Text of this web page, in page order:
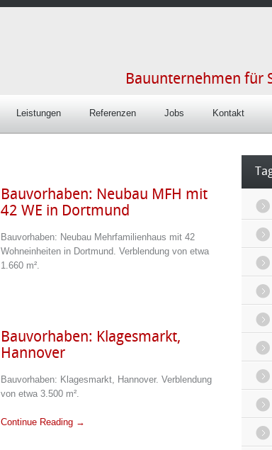
Bauunternehmen für
Leistungen Referenzen Jobs Kontakt
Bauvorhaben: Neubau MFH mit
42 WE in Dortmund
Bauvorhaben: Neubau Mehrfamilienhaus mit 42
Wohneinheiten in Dortmund. Verblendung von etwa
1.660 m².
Bauvorhaben: Klagesmarkt,
Hannover
Bauvorhaben: Klagesmarkt, Hannover. Verblendung
von etwa 3.500 m².
Continue Reading →